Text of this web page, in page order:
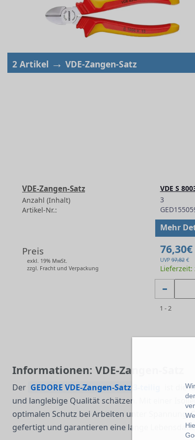
2 Artikel → VDE-Zangen-Satz
VDE-Zangen-Satz
Anzahl (Inhalt)
Artikel-Nr.:
Preis
exkl. 19% MwSt.
zzgl. Fracht und Verpackung
VDE S
3
Mehr
76,30€
UVP97,82€
Lieferzeit:
1 - 2
Informationen: VDE-Zangen-Satz
Der GEDORE VDE-Zangen-Satz 3-teilig
ist die
und langlebige Qualität schätzen. Mit einer
optimalen Schutz bei Arbeiten unter Spannung.
gefertigt und garantieren eine lange